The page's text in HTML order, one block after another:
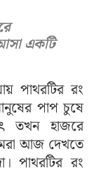
একটি
পাথরটির রং
পাপ চুষে
তখন হাজরে
আজ দেখতে
পাথরটির রং